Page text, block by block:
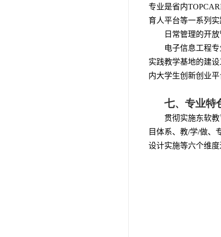
专业是省内
育人平台等一系列
日常管理的开
电子信息工程
实践教学基地的建
内大学生创新创业
七、专业特
贯彻实施东软
目体系、教/学/做、
设计实施等六个维